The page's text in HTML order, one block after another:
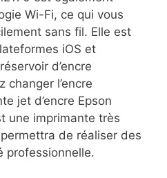
Wi-Fi, ce qui vous
sans fil. Elle est
iOS et
d’encre
changer l’encre
jet d’encre Epson
une imprimante très
de réaliser des
professionnelle.